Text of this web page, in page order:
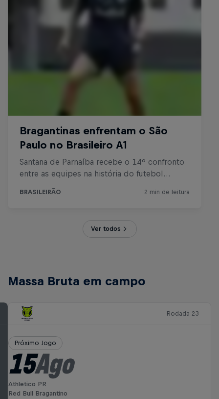
Ver todos
Massa Bruta em campo
Rodada 23
Próximo Jogo
15Ago
Athletico PR
Red Bull Bragantino